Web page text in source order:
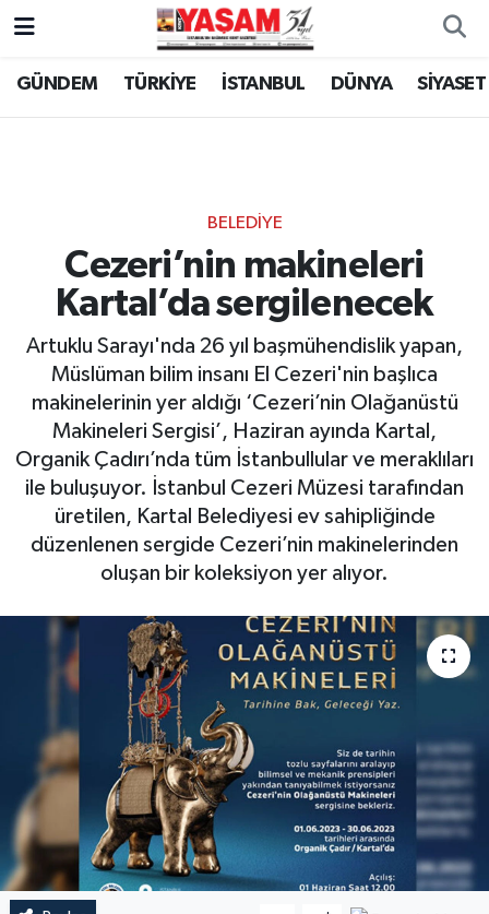
GÜNDEM TÜRKİYE İSTANBUL DÜNYA SİYASET
BELEDİYE
Cezeri’nin makineleri
Kartal’da sergilenecek
Artuklu Sarayı'nda 26 yıl başmühendislik yapan,
Müslüman bilim insanı El Cezeri'nin başlıca
makinelerinin yer aldığı ‘Cezeri’nin Olağanüstü
Makineleri Sergisi’, Haziran ayında Kartal,
Organik Çadırı’nda tüm İstanbullular ve meraklıları
ile buluşuyor. İstanbul Cezeri Müzesi tarafından
üretilen, Kartal Belediyesi ev sahipliğinde
düzenlenen sergide Cezeri’nin makinelerinden
oluşan bir koleksiyon yer alıyor.